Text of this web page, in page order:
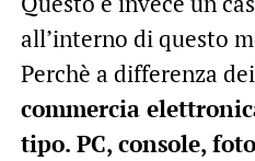
all’interno di questo
Perchè a differenza
commercia
tipo. PC, console,